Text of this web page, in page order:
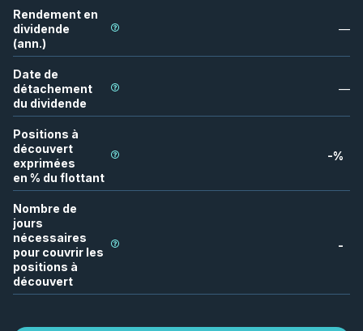
Rendement en
dividende
(ann.)
—
Date de
détachement
du dividende
—
Positions à
découvert
exprimées
en % du flottant
-%
Nombre de
jours
nécessaires
pour couvrir les
positions à
découvert
-